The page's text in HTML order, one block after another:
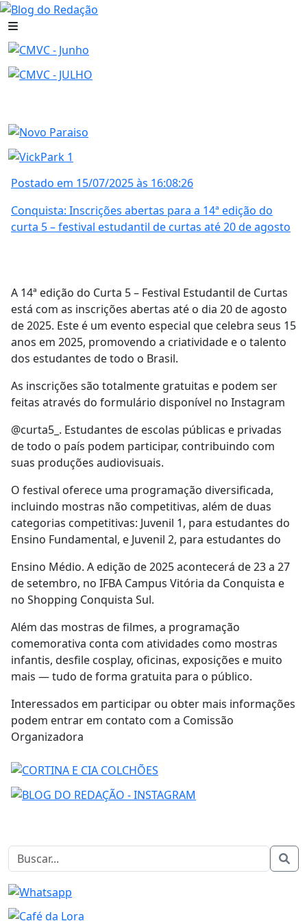
Postado em 15/07/2025 às 16:08:26
Conquista: Inscrições abertas para a 14ª edição do
curta 5 – festival estudantil de curtas até 20 de agosto
A 14ª edição do Curta 5 – Festival Estudantil de Curtas
está com as inscrições abertas até o dia 20 de agosto
de 2025. Este é um evento especial que celebra seus 15
anos em 2025, promovendo a criatividade e o talento
dos estudantes de todo o Brasil.
As inscrições são totalmente gratuitas e podem ser
feitas através do formulário disponível no Instagram
@curta5_. Estudantes de escolas públicas e privadas
de todo o país podem participar, contribuindo com
suas produções audiovisuais.
O festival oferece uma programação diversificada,
incluindo mostras não competitivas, além de duas
categorias competitivas: Juvenil 1, para estudantes do
Ensino Fundamental, e Juvenil 2, para estudantes do
Ensino Médio. A edição de 2025 acontecerá de 23 a 27
de setembro, no IFBA Campus Vitória da Conquista e
no Shopping Conquista Sul.
Além das mostras de filmes, a programação
comemorativa conta com atividades como mostras
infantis, desfile cosplay, oficinas, exposições e muito
mais — tudo de forma gratuita para o público.
Interessados em participar ou obter mais informações
podem entrar em contato com a Comissão
Organizadora